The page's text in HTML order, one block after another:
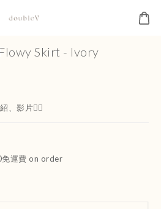
Skirt - Ivory
、影片👇🏻
運費 on order